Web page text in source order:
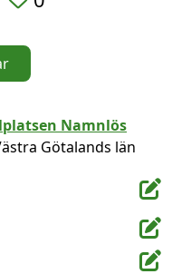
Götalands län